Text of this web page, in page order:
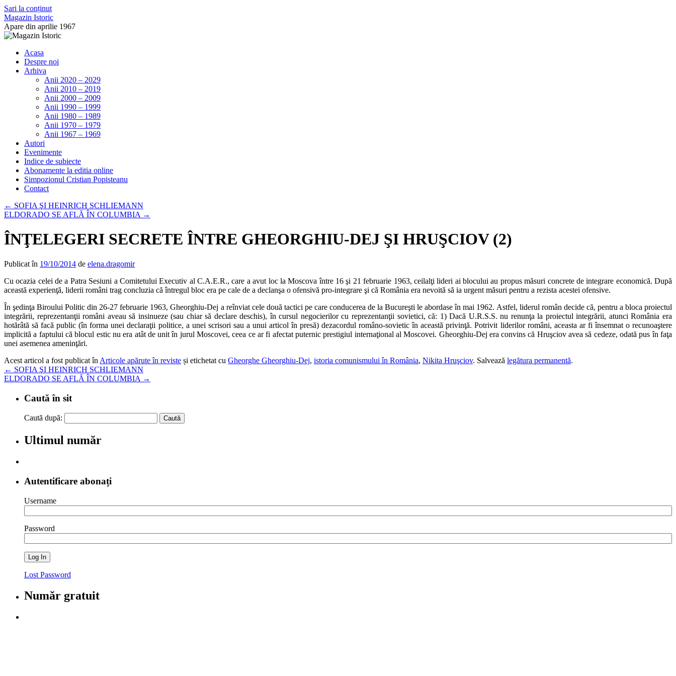
Sari la conținut
Magazin Istoric
Apare din aprilie 1967
Acasa
Despre noi
Arhiva
Anii 2020 – 2029
Anii 2010 – 2019
Anii 2000 – 2009
Anii 1990 – 1999
Anii 1980 – 1989
Anii 1970 – 1979
Anii 1967 – 1969
Autori
Evenimente
Indice de subiecte
Abonamente la editia online
Simpozionul Cristian Popisteanu
Contact
← SOFIA ŞI HEINRICH SCHLIEMANN
ELDORADO SE AFLĂ ÎN COLUMBIA →
ÎNŢELEGERI SECRETE ÎNTRE GHEORGHIU-DEJ ŞI HRUŞCIOV (2)
Publicat în 19/10/2014 de elena.dragomir
Cu ocazia celei de a Patra Sesiuni a Comitetului Executiv al C.A.E.R., care a avut loc la Moscova între 16 şi 21 februarie 1963, ceilalţi lideri ai blocului au propus măsuri concrete de integrare economică. După
această experienţă, liderii români trag concluzia că întregul bloc era pe cale de a declanşa o ofensivă pro-integrare şi că România era nevoită să ia urgent măsuri pentru a rezista acestei ofensive.
În şedinţa Biroului Politic din 26-27 februarie 1963, Gheorghiu-Dej a reînviat cele două tactici pe care conducerea de la Bucureşti le abordase în mai 1962. Astfel, liderul român decide că, pentru a bloca proiectul
integrării, reprezentanţii români aveau să insinueze (sau chiar să declare deschis), în cursul negocierilor cu reprezentanţii sovietici, că: 1) Dacă U.R.S.S. nu renunţa la proiectul integrării, atunci România era
hotărâtă să facă public (în forma unei declaraţii politice, a unei scrisori sau a unui articol în presă) dezacordul româno-sovietic în această privinţă. Potrivit liderilor români, aceasta ar fi însemnat o recunoaştere
implicită a faptului că blocul estic nu era atât de unit în jurul Moscovei, ceea ce ar fi afectat puternic prestigiul internaţional al Moscovei. Gheorghiu-Dej era convins că Hruşciov avea să cedeze, odată pus în faţa
unei asemenea ameninţări.
Acest articol a fost publicat în Articole apărute în reviste și etichetat cu Gheorghe Gheorghiu-Dej, istoria comunismului în România, Nikita Hruşciov. Salvează legătura permanentă.
← SOFIA ŞI HEINRICH SCHLIEMANN
ELDORADO SE AFLĂ ÎN COLUMBIA →
Caută în sit
Caută după:
Ultimul număr
Autentificare abonați
Username
Password
Lost Password
Număr gratuit